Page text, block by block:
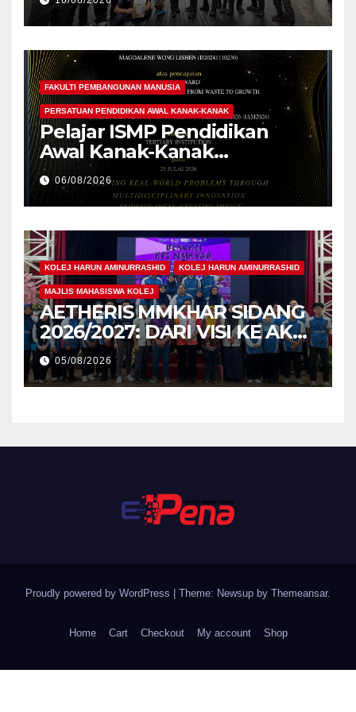
FAKULTI PEMBANGUNAN MANUSIA
PERSATUAN PENDIDIKAN AWAL KANAK-KANAK
Pelajar ISMP Pendidikan
Awal Kanak-Kanak
Cemerlang Raih
Pengiktirafan Antarabangsa
di IAM2026
06/08/2026
KOLEJ HARUN AMINURRASHID KOLEJ HARUN AMINURRASHID
MAJLIS MAHASISWA KOLEJ
AETHERIS MMKHAR SIDANG
2026/2027: DARI VISI KE AKSI,
MEMBINA LEGASI GENERASI
PEMIMPIN
05/08/2026
Proudly powered by WordPress Theme: Newsup by Themeansar.
Home Cart Checkout My account Shop